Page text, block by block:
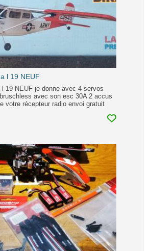
l 19 NEUF
19 NEUF je donne avec 4 servos
avec son esc 30A 2 accus
votre récepteur radio envoi gratuit